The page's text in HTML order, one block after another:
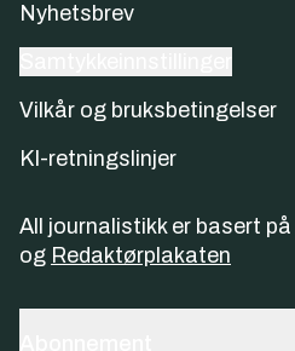
Nyhetsbrev
Vilkår og bruksbetingelser
KI-retningslinjer
All journalistikk er basert på
og Redaktørplakaten